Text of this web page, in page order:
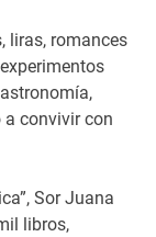
liras, romances
convivir con
Sor Juana
libros,